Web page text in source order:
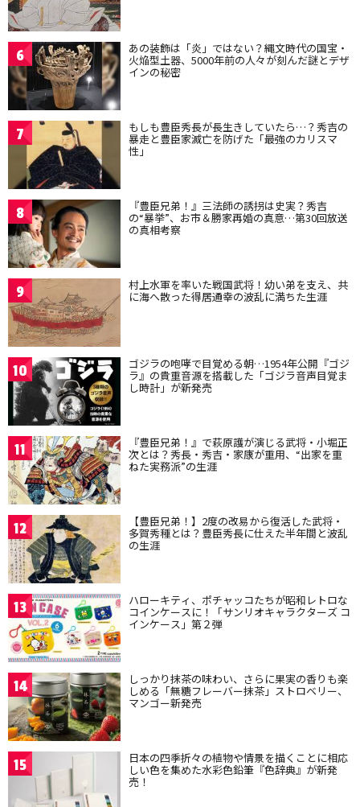
6 あの装飾は「炎」ではない？縄文時代の国宝・
火焔型土器、5000年前の人々が刻んだ謎とデザ
インの秘密
7 もしも豊臣秀長が長生きしていたら…？秀吉の
暴走と豊臣家滅亡を防げた「最強のカリスマ
性」
8 『豊臣兄弟！』三法師の誘拐は史実？秀吉
の“暴挙”、お市＆勝家再婚の真意…第30回放送
の真相考察
9 村上水軍を率いた戦国武将！幼い弟を支え、共
に海へ散った得居通幸の波乱に満ちた生涯
10 ゴジラの咆哮で目覚める朝…1954年公開『ゴジ
ラ』の貴重音源を搭載した「ゴジラ音声目覚ま
し時計」が新発売
11 『豊臣兄弟！』で萩原護が演じる武将・小堀正
次とは？秀長・秀吉・家康が重用、“出家を重
ねた実務派”の生涯
12 【豊臣兄弟！】2度の改易から復活した武将・
多賀秀種とは？豊臣秀長に仕えた半年間と波乱
の生涯
13 ハローキティ、ポチャッコたちが昭和レトロな
コインケースに！「サンリオキャラクターズ コ
インケース」第２弾
14 しっかり抹茶の味わい、さらに果実の香りも楽
しめる「無糖フレーバー抹茶」ストロベリー、
マンゴー新発売
15 日本の四季折々の植物や情景を描くことに相応
しい色を集めた水彩色鉛筆『色辞典』が新発
売！